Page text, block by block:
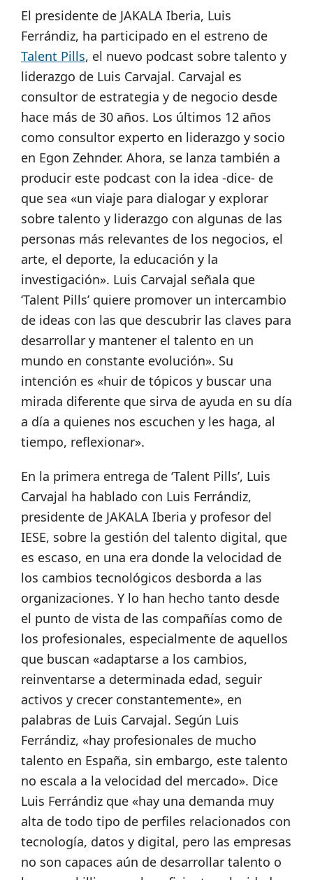
El presidente de JAKALA Iberia, Luis
Ferrándiz, ha participado en el estreno de
Talent Pills, el nuevo podcast sobre talento y
liderazgo de Luis Carvajal. Carvajal es
consultor de estrategia y de negocio desde
hace más de 30 años. Los últimos 12 años
como consultor experto en liderazgo y socio
en Egon Zehnder. Ahora, se lanza también a
producir este podcast con la idea -dice- de
que sea «un viaje para dialogar y explorar
sobre talento y liderazgo con algunas de las
personas más relevantes de los negocios, el
arte, el deporte, la educación y la
investigación». Luis Carvajal señala que
‘Talent Pills’ quiere promover un intercambio
de ideas con las que descubrir las claves para
desarrollar y mantener el talento en un
mundo en constante evolución». Su
intención es «huir de tópicos y buscar una
mirada diferente que sirva de ayuda en su día
a día a quienes nos escuchen y les haga, al
tiempo, reflexionar».
En la primera entrega de ‘Talent Pills’, Luis
Carvajal ha hablado con Luis Ferrándiz,
presidente de JAKALA Iberia y profesor del
IESE, sobre la gestión del talento digital, que
es escaso, en una era donde la velocidad de
los cambios tecnológicos desborda a las
organizaciones. Y lo han hecho tanto desde
el punto de vista de las compañías como de
los profesionales, especialmente de aquellos
que buscan «adaptarse a los cambios,
reinventarse a determinada edad, seguir
activos y crecer constantemente», en
palabras de Luis Carvajal. Según Luis
Ferrándiz, «hay profesionales de mucho
talento en España, sin embargo, este talento
no escala a la velocidad del mercado». Dice
Luis Ferrándiz que «hay una demanda muy
alta de todo tipo de perfiles relacionados con
tecnología, datos y digital, pero las empresas
no son capaces aún de desarrollar talento o